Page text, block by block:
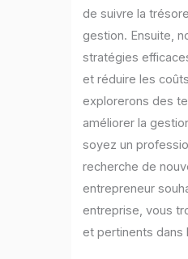
de suivre la
gestion. Ensuite,
stratégies
et réduire les
explorerons des
améliorer la
soyez un
recherche de
entrepreneur
entreprise, vous
et pertinents dans